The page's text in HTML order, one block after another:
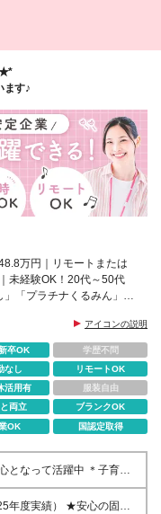
★*
ます♪
万円｜リモートまたは
未経験OK！20代～50代
「プラチナくるみん」認
アイコンの説明
卒OK
学歴不問
なし
リモートOK
活用有
服装自由
両立
ブランクOK
OK 国認定取得
となって活躍中 ＊子育て
経験者も歓迎 ◆高卒
・職種・
年度実績） ★安心の固定